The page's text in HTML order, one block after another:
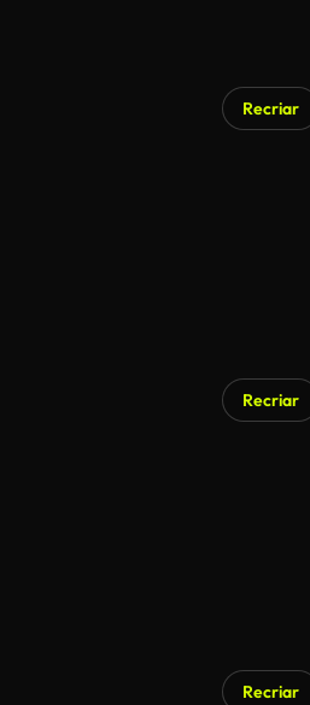
Recriar
Recriar
Recriar